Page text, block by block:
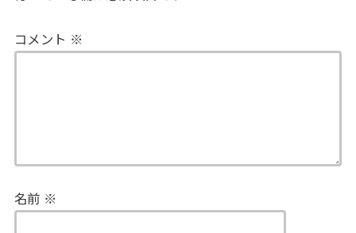
コメント ※
名前 ※